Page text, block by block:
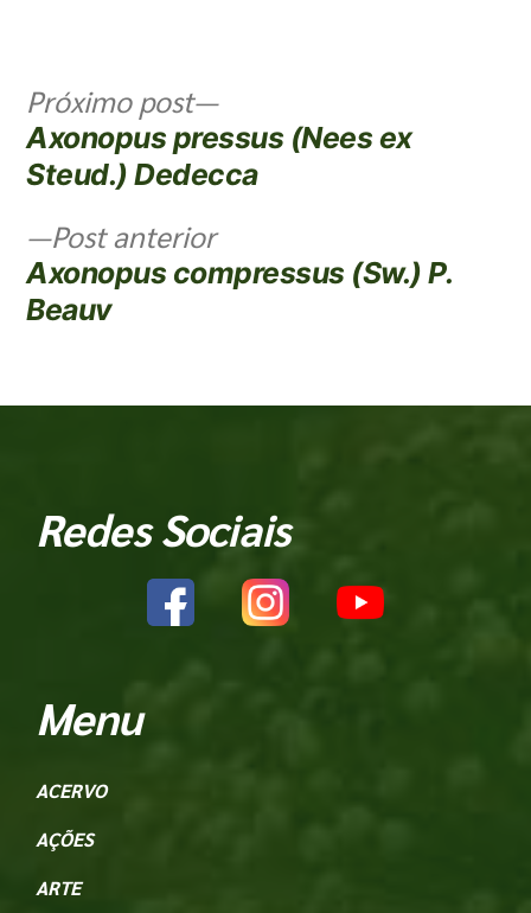
Post anterior
Axonopus compressus (Sw.) P.
Beauv
Próximo post
Axonopus pressus (Nees ex
Steud.) Dedecca
Redes Sociais
Menu
ACERVO
AÇÕES
ARTE